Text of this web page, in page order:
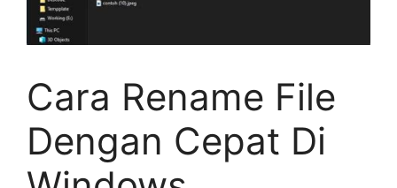
Cara Rename File
Dengan Cepat Di